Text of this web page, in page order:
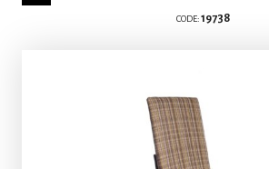
CODE:19738